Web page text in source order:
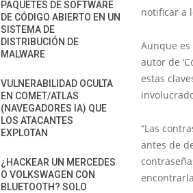
notificar a
Aunque
autor de
estas
“Las
antes de
PAQUETES DE SOFTWARE
DE CÓDIGO ABIERTO EN UN
SISTEMA DE
DISTRIBUCIÓN DE
MALWARE
VULNERABILIDAD OCULTA
EN COMET/ATLAS
(NAVEGADORES IA) QUE
LOS ATACANTES
EXPLOTAN
¿HACKEAR UN MERCEDES
O VOLKSWAGEN CON
BLUETOOTH? SOLO